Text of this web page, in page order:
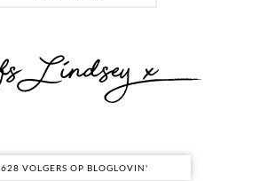
628 VOLGERS OP BLOGLOVIN'